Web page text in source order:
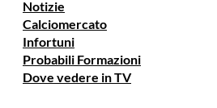
Notizie
Calciomercato
Infortuni
Probabili Formazioni
Dove vedere in TV